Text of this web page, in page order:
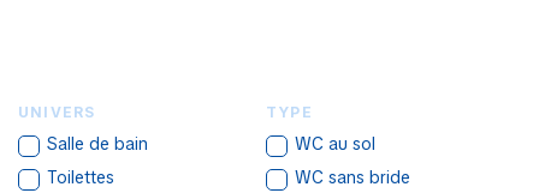
UNIVERS
Salle de bain
Toilettes
TYPE
WC au sol
WC sans bride